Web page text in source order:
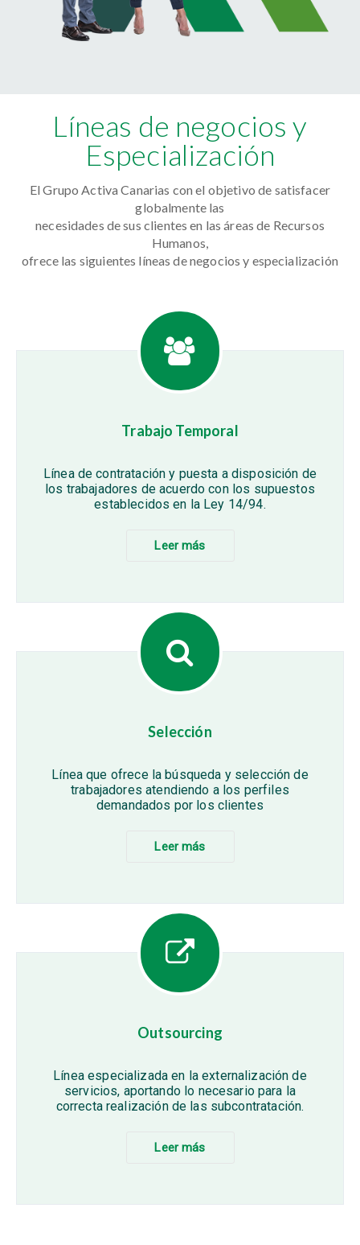
Líneas de negocios y
Especialización
El Grupo Activa Canarias con el objetivo de satisfacer
globalmente las
necesidades de sus clientes en las áreas de Recursos
Humanos,
ofrece las siguientes líneas de negocios y especialización
Trabajo Temporal
Línea de contratación y puesta a disposición de
los trabajadores de acuerdo con los supuestos
establecidos en la Ley 14/94.
Leer más
Selección
Línea que ofrece la búsqueda y selección de
trabajadores atendiendo a los perfiles
demandados por los clientes
Leer más
Outsourcing
Línea especializada en la externalización de
servicios, aportando lo necesario para la
correcta realización de las subcontratación.
Leer más